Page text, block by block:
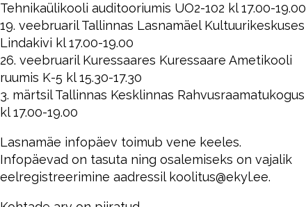
Tehnikaülikooli auditooriumis UO2-102 kl 17.00-19.00
19. veebruaril Tallinnas Lasnamäel Kultuurikeskuses
Lindakivi kl 17.00-19.00
26. veebruaril Kuressaares Kuressaare Ametikooli
ruumis K-5 kl 15.30-17.30
3. märtsil Tallinnas Kesklinnas Rahvusraamatukogus
kl 17.00-19.00
Lasnamäe infopäev toimub vene keeles.
Infopäevad on tasuta ning osalemiseks on vajalik
eelregistreerimine aadressil koolitus@ekyl.ee.